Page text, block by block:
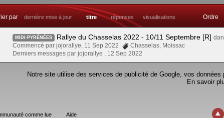
par dernière mise à jour titre réponses visualisations Ordre
MIDI-PYRÉNÉES Rallye du Chasselas 2022 - 10/11 Septembre [R]
Commencé par jojorallye, 11 Sep 2022
Chasselas, Moissac
Derniers messages par jojorallye , 12 Sep 2022
Notre site utilise des services de publicité de Google, vos
En savoir
comme lue Aide